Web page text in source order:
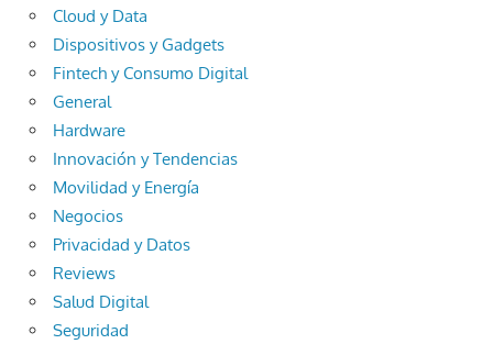
Cloud y Data
Dispositivos y Gadgets
Fintech y Consumo Digital
General
Hardware
Innovación y Tendencias
Movilidad y Energía
Negocios
Privacidad y Datos
Reviews
Salud Digital
Seguridad